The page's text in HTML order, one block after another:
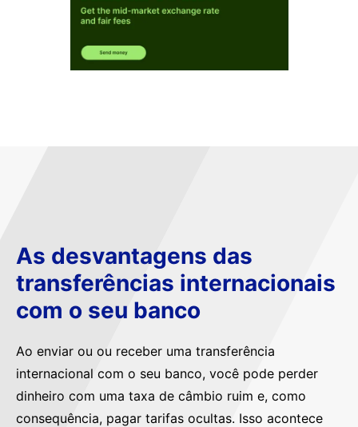
As desvantagens das
transferências internacionais
com o seu banco
Ao enviar ou ou receber uma transferência
internacional com o seu banco, você pode perder
dinheiro com uma taxa de câmbio ruim e, como
consequência, pagar tarifas ocultas. Isso acontece